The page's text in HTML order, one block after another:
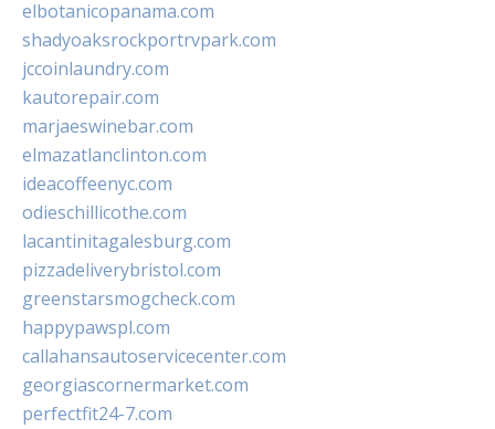
elbotanicopanama.com
shadyoaksrockportrvpark.com
jccoinlaundry.com
kautorepair.com
marjaeswinebar.com
elmazatlanclinton.com
ideacoffeenyc.com
odieschillicothe.com
lacantinitagalesburg.com
pizzadeliverybristol.com
greenstarsmogcheck.com
happypawspl.com
callahansautoservicecenter.com
georgiascornermarket.com
perfectfit24-7.com